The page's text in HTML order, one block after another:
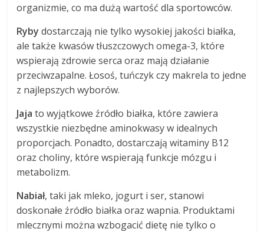
organizmie, co ma dużą wartość dla sportowców.
Ryby dostarczają nie tylko wysokiej jakości białka,
ale także kwasów tłuszczowych omega-3, które
wspierają zdrowie serca oraz mają działanie
przeciwzapalne. Łosoś, tuńczyk czy makrela to jedne
z najlepszych wyborów.
Jaja to wyjątkowe źródło białka, które zawiera
wszystkie niezbędne aminokwasy w idealnych
proporcjach. Ponadto, dostarczają witaminy B12
oraz choliny, które wspierają funkcje mózgu i
metabolizm.
Nabiał, taki jak mleko, jogurt i ser, stanowi
doskonałe źródło białka oraz wapnia. Produktami
mlecznymi można wzbogacić dietę nie tylko o